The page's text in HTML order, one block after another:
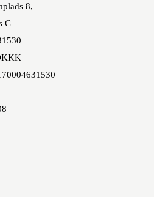
8,
C